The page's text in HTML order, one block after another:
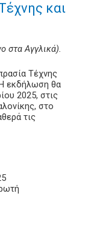
και
στα Αγγλικά).
Τέχνης
εκδήλωση θα
2025, στις
στο
τις